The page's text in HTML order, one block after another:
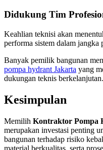
Didukung Tim
Keahlian teknisi akan
performa sistem dalam jangka
Banyak pemilik bangunan
pompa hydrant Jakarta yang
dukungan teknis berkelanjutan.
Kesimpulan
Memilih Kontraktor Pompa
merupakan investasi penting
bangunan terhadap risiko
material berkualitas, serta